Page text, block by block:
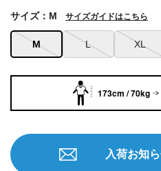
M L XL
サイズ：M サイズガイドはこちら
入荷お知
173cm / 70kg